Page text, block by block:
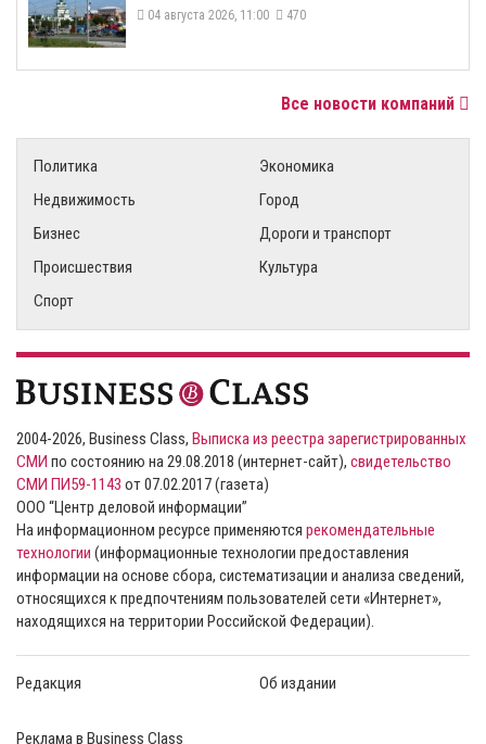
04 августа 2026, 11:00 470
Все новости компаний
Политика
Экономика
Недвижимость
Город
Бизнес
Дороги и транспорт
Происшествия
Культура
Спорт
2004-2026, Business Class, Выписка из реестра зарегистрированных
СМИ по состоянию на 29.08.2018 (интернет-сайт), свидетельство
СМИ ПИ59-1143 от 07.02.2017 (газета)
ООО “Центр деловой информации”
На информационном ресурсе применяются рекомендательные
технологии (информационные технологии предоставления
информации на основе сбора, систематизации и анализа сведений,
относящихся к предпочтениям пользователей сети «Интернет»,
находящихся на территории Российской Федерации).
Редакция Об издании
Реклама в Business Class